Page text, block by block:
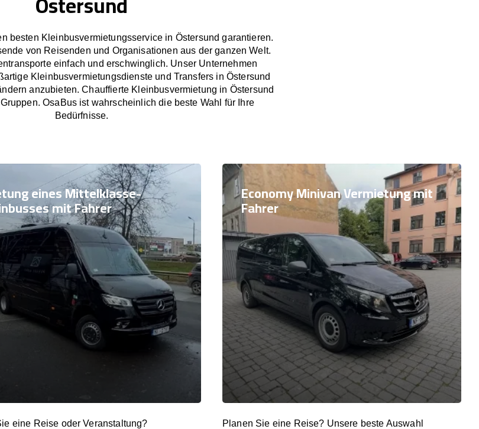
besten Kleinbusvermietungsservice in Östersund garantieren.
von Reisenden und Organisationen aus der ganzen Welt.
einfach und erschwinglich. Unser Unternehmen
Kleinbusvermietungsdienste und Transfers in Östersund
anzubieten. Chauffierte Kleinbusvermietung in Östersund
OsaBus ist wahrscheinlich die beste Wahl für Ihre
Bedürfnisse.
eines Mittelklasse-
mit Fahrer
eine Reise oder Veranstaltung?
Economy Minivan Vermietung mit
Fahrer
Planen Sie eine Reise? Unsere beste Auswahl